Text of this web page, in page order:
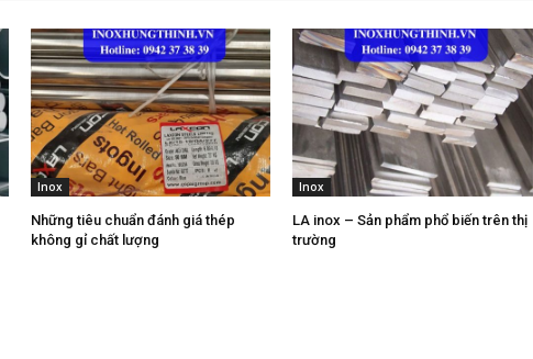
Inox
Những tiêu chuẩn đánh giá thép
không gỉ chất lượng
Inox
LA inox – Sản phẩm phổ biến trên thị
trường